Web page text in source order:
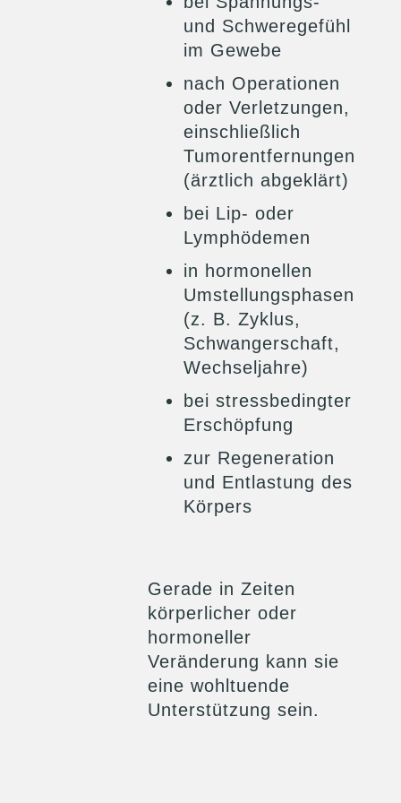
und Schweregefühl
im Gewebe
nach Operationen
oder Verletzungen,
einschließlich
Tumorentfernungen
(ärztlich abgeklärt)
bei Lip- oder
Lymphödemen
in hormonellen
Umstellungsphasen
(z. B. Zyklus,
Schwangerschaft,
Wechseljahre)
bei stressbedingter
Erschöpfung
zur Regeneration
und Entlastung des
Körpers
Gerade in Zeiten
körperlicher oder
hormoneller
Veränderung kann sie
eine wohltuende
Unterstützung sein.